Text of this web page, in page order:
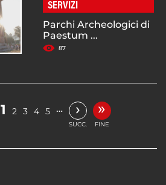
SERVIZI
Parchi Archeologici di
Paestum ...
87
1 2 3 4 5 … ›
SUCC.
»
FINE